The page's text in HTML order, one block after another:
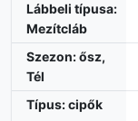
Lábbeli típusa:
Mezítcláb
Szezon: ősz,
Tél
Típus: cipők